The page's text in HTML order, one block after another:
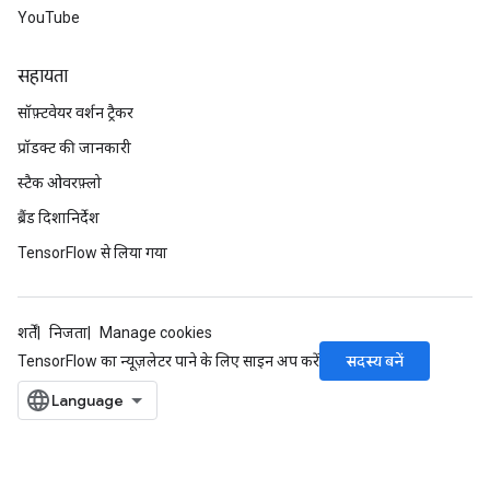
YouTube
सहायता
सॉफ़्टवेयर वर्शन ट्रैकर
प्रॉडक्ट की जानकारी
स्टैक ओवरफ़्लो
ब्रैंड दिशानिर्देश
TensorFlow से लिया गया
शर्तें निजता
Manage cookies
TensorFlow का न्यूज़लेटर पाने के लिए साइन अप करें
सदस्य बनें